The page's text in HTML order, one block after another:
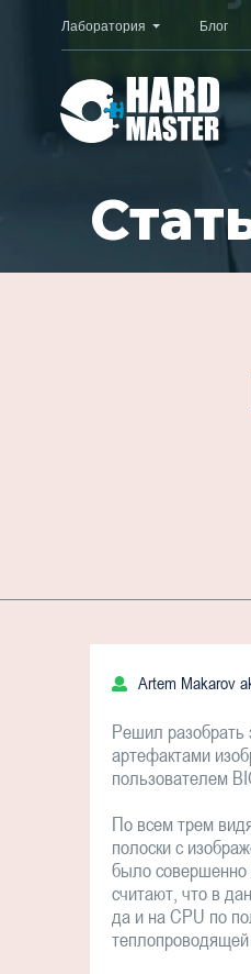
Лаборатория Блог
Artem Makarov
Решил разобрать
артефактами
пользователем
По всем трем
полоски с
было совершенно
считают, что в
да и на CPU по